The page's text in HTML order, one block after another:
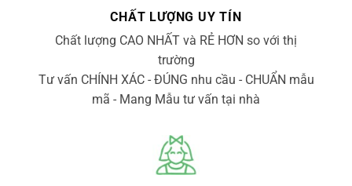
CHẤT LƯỢNG UY TÍN
Chất lượng CAO NHẤT và RẺ HƠN so với thị
trường
Tư vấn CHÍNH XÁC - ĐÚNG nhu cầu - CHUẨN mẫu
mã - Mang Mẫu tư vấn tại nhà